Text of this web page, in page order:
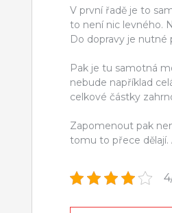
V první řadě je to
to není nic levného.
Do dopravy je
Pak je tu samotná
nebude například
celkové částky
Zapomenout pak
tomu to přece